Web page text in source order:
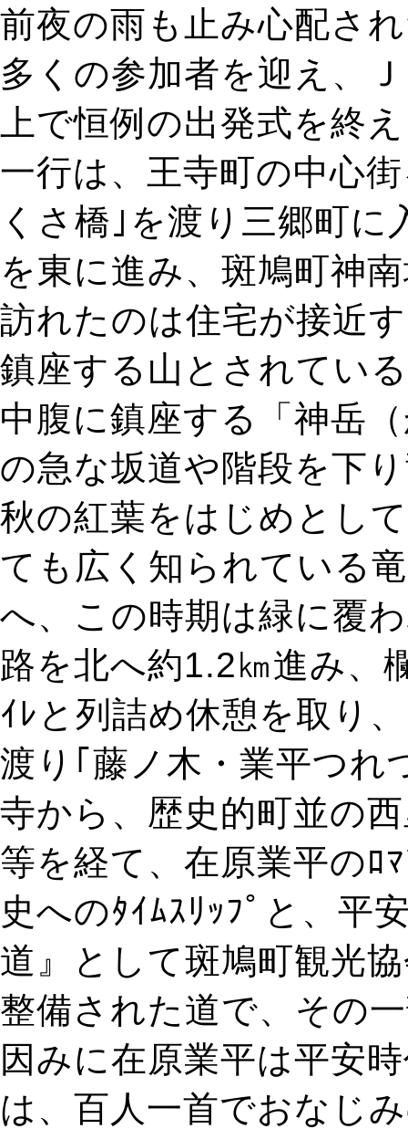
前夜の雨も止み心配さ
多くの参加者を迎え、
上で恒例の出発式を終
一行は、王寺町の中心
くさ橋｣を渡り三郷町
を東に進み、斑鳩町神
訪れたのは住宅が接近
鎮座する山とされてい
中腹に鎮座する「神岳
の急な坂道や階段を下
秋の紅葉をはじめとし
ても広く知られている
へ、この時期は緑に覆
路を北へ約1.2㎞進み、
ｲﾚと列詰め休憩を取り
渡り｢藤ノ木・業平つれ
寺から、歴史的町並の
等を経て、在原業平のﾛ
史へのﾀｲﾑｽﾘｯﾌﾟと、平
道』として斑鳩町観光
整備された道で、その
因みに在原業平は平安
は、百人一首でおなじ